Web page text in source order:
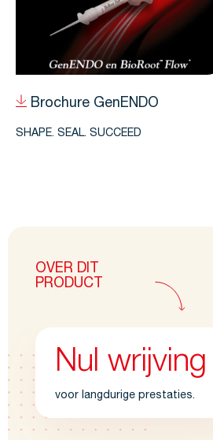
Brochure GenENDO
SHAPE. SEAL. SUCCEED
OVER DIT
PRODUCT
Nul wrijving
voor langdurige prestaties.